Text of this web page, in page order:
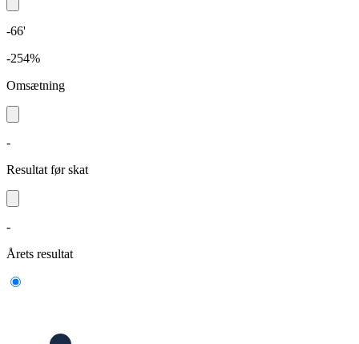
-66'
-254%
Omsætning
-
Resultat før skat
-
Årets resultat